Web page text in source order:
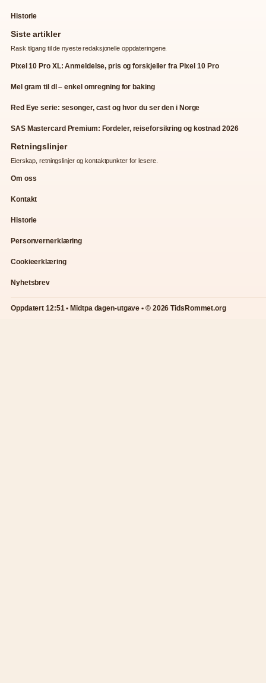
Historie
Siste artikler
Rask tilgang til de nyeste redaksjonelle oppdateringene.
Pixel 10 Pro XL: Anmeldelse, pris og forskjeller fra Pixel 10 Pro
Mel gram til dl – enkel omregning for baking
Red Eye serie: sesonger, cast og hvor du ser den i Norge
SAS Mastercard Premium: Fordeler, reiseforsikring og kostnad 2026
Retningslinjer
Eierskap, retningslinjer og kontaktpunkter for lesere.
Om oss
Kontakt
Historie
Personvernerklæring
Cookieerklæring
Nyhetsbrev
Oppdatert 12:51 • Midtpa dagen-utgave • © 2026 TidsRommet.org